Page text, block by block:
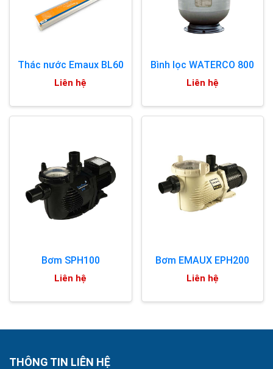
Thác nước Emaux BL60
Liên hệ
Bình lọc WATERCO 800
Liên hệ
Bơm SPH100
Liên hệ
Bơm EMAUX EPH200
Liên hệ
THÔNG TIN LIÊN HỆ